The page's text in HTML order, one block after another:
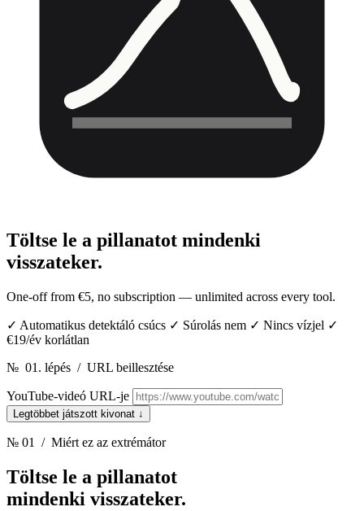
Töltse le a pillanatot mindenki
visszateker.
One-off from €5, no subscription — unlimited across every tool.
✓ Automatikus detektáló csúcs ✓ Súrolás nem ✓ Nincs vízjel ✓
€19/év korlátlan
№ 01. lépés / URL beillesztése
YouTube-videó URL-je
Legtöbbet játszott kivonat ↓
№ 01 / Miért ez az extrémátor
Töltse le a pillanatot
mindenki visszateker.